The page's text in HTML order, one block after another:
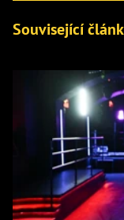
Související